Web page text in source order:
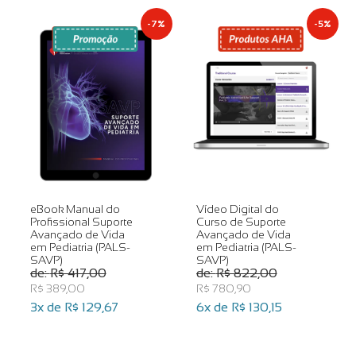
-7%
eBook Manual do
Profissional Suporte
Avançado de Vida
em Pediatria (PALS-
SAVP)
R$ 417,00
R$ 389,00
3x de R$ 129,67
-5%
Vídeo Digital do
Curso de Suporte
Avançado de Vida
em Pediatria (PALS-
SAVP)
R$ 822,00
R$ 780,90
6x de R$ 130,15